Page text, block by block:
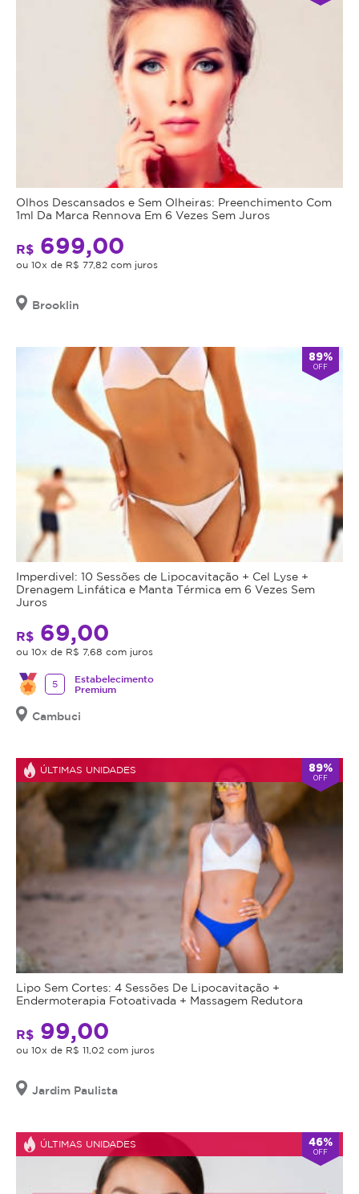
Olhos Descansados e Sem Olheiras: Preenchimento Com
1ml Da Marca Rennova Em 6 Vezes Sem Juros
R$ 699,00
ou 10x de R$ 77,82 com juros
Brooklin
89%
OFF
Imperdivel: 10 Sessões de Lipocavitação + Cel Lyse +
Drenagem Linfática e Manta Térmica em 6 Vezes Sem
Juros
R$ 69,00
ou 10x de R$ 7,68 com juros
5
Estabelecimento
Premium
Cambuci
ÚLTIMAS UNIDADES 89%
OFF
Lipo Sem Cortes: 4 Sessões De Lipocavitação +
Endermoterapia Fotoativada + Massagem Redutora
R$ 99,00
ou 10x de R$ 11,02 com juros
Jardim Paulista
ÚLTIMAS UNIDADES 46%
OFF